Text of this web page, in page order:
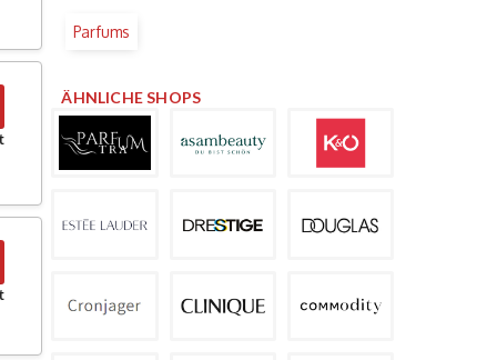
Parfums
ÄHNLICHE SHOPS